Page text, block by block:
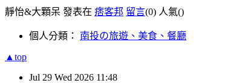
靜怡&大顆呆 發表在 痞客邦 留言(0) 人氣()
個人分類： 南投の旅遊、美食、餐廳
▲top
Jul 29 Wed 2026 11:48